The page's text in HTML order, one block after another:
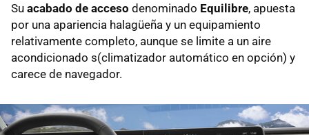
Su acabado de acceso denominado Equilibre, apuesta
por una apariencia halagüeña y un equipamiento
relativamente completo, aunque se limite a un aire
acondicionado s(climatizador automático en opción) y
carece de navegador.